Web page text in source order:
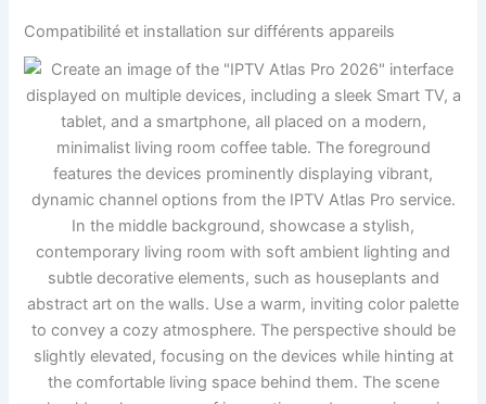
Compatibilité et installation sur différents appareils